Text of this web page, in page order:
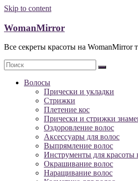
Skip to content
WomanMirror
Все секреты красоты на WomanMirror
Волосы
Прически и укладки
Стрижки
Плетение кос
Прически и стрижки
Оздоровление волос
Аксессуары для волос
Выпрямление волос
Инструменты для красоты
Окрашивание волос
Наращивание волос